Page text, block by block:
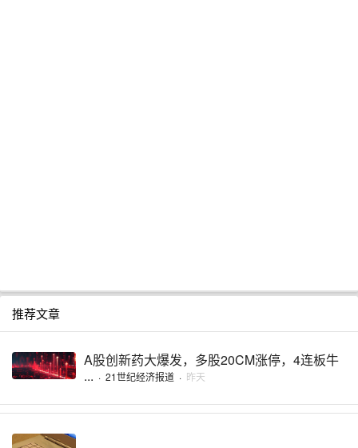
推荐文章
A股创新药大爆发，多股20CM涨停，4连板牛
... · 21世纪经济报道 · 昨天